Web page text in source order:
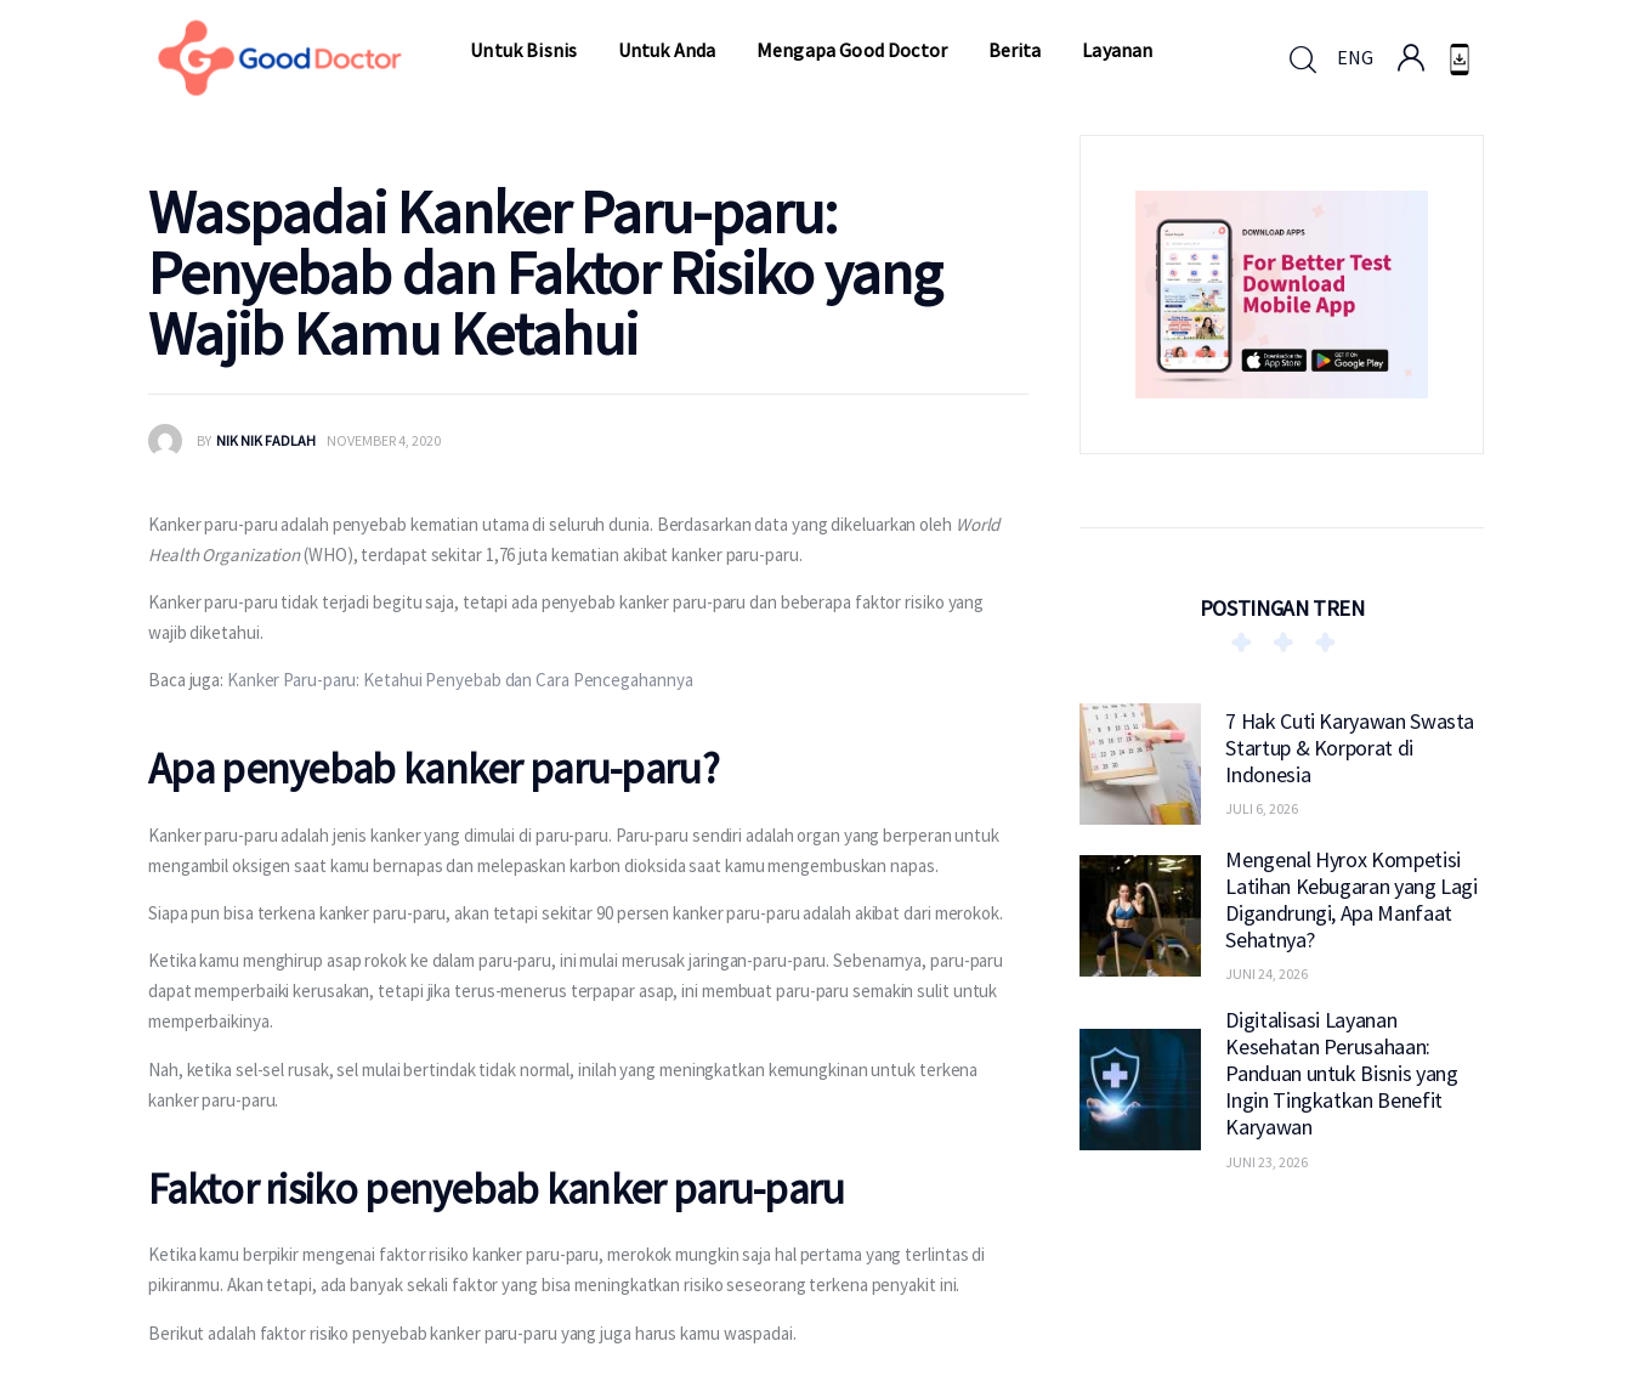
Untuk Bisnis Untuk Anda Mengapa Good Doctor Berita Layanan ENG
Waspadai Kanker Paru-paru:
Penyebab dan Faktor Risiko yang
Wajib Kamu Ketahui
BY NIK NIK FADLAH NOVEMBER 4, 2020
Kanker paru-paru adalah penyebab kematian utama di seluruh dunia. Berdasarkan data yang dikeluarkan oleh World
Health Organization (WHO), terdapat sekitar 1,76 juta kematian akibat kanker paru-paru.
Kanker paru-paru tidak terjadi begitu saja, tetapi ada penyebab kanker paru-paru dan beberapa faktor risiko yang
wajib diketahui.
Baca juga: Kanker Paru-paru: Ketahui Penyebab dan Cara Pencegahannya
Apa penyebab kanker paru-paru?
Kanker paru-paru adalah jenis kanker yang dimulai di paru-paru. Paru-paru sendiri adalah organ yang berperan untuk
mengambil oksigen saat kamu bernapas dan melepaskan karbon dioksida saat kamu mengembuskan napas.
Siapa pun bisa terkena kanker paru-paru, akan tetapi sekitar 90 persen kanker paru-paru adalah akibat dari merokok.
Ketika kamu menghirup asap rokok ke dalam paru-paru, ini mulai merusak jaringan-paru-paru. Sebenarnya, paru-paru
dapat memperbaiki kerusakan, tetapi jika terus-menerus terpapar asap, ini membuat paru-paru semakin sulit untuk
memperbaikinya.
Nah, ketika sel-sel rusak, sel mulai bertindak tidak normal, inilah yang meningkatkan kemungkinan untuk terkena
kanker paru-paru.
Faktor risiko penyebab kanker paru-paru
Ketika kamu berpikir mengenai faktor risiko kanker paru-paru, merokok mungkin saja hal pertama yang terlintas di
pikiranmu. Akan tetapi, ada banyak sekali faktor yang bisa meningkatkan risiko seseorang terkena penyakit ini.
Berikut adalah faktor risiko penyebab kanker paru-paru yang juga harus kamu waspadai.
POSTINGAN TREN
7 Hak Cuti Karyawan Swasta
Startup & Korporat di
Indonesia
JULI 6, 2026
Mengenal Hyrox Kompetisi
Latihan Kebugaran yang Lagi
Digandrungi, Apa Manfaat
Sehatnya?
JUNI 24, 2026
Digitalisasi Layanan
Kesehatan Perusahaan:
Panduan untuk Bisnis yang
Ingin Tingkatkan Benefit
Karyawan
JUNI 23, 2026